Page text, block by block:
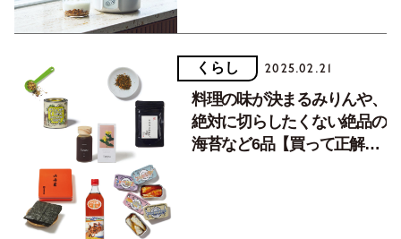
くらし 2025.02.21
料理の味が決まるみりんや、
絶対に切らしたくない絶品の
海苔など6品【買って正解／